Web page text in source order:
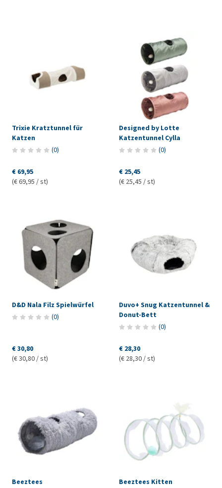
Trixie Kratztunnel für
Katzen
(0)
€ 69,95
(€ 69,95 / st)
Designed by Lotte
Katzentunnel Cylla
(0)
€ 25,45
(€ 25,45 / st)
D&D Nala Filz Spielwürfel
(0)
€ 30,80
(€ 30,80 / st)
Duvo+ Snug Katzentunnel &
Donut-Bett
(0)
€ 28,30
(€ 28,30 / st)
Beeztees
Beeztees Kitten